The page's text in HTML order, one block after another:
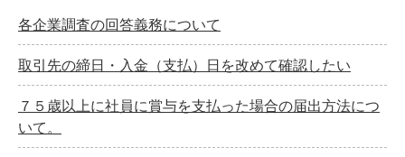
各企業調査の回答義務について
取引先の締日・入金（支払）日を改めて確認したい
７５歳以上に社員に賞与を支払った場合の届出方法につ
いて。